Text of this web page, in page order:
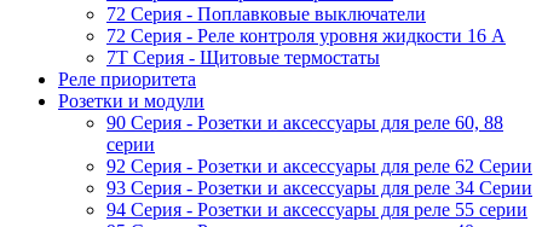
72 Серия - Поплавковые выключатели
72 Серия - Реле контроля уровня жидкости 16 А
7T Серия - Щитовые термостаты
Реле приоритета
Розетки и модули
90 Серия - Розетки и аксессуары для реле 60, 88
cерии
92 Серия - Розетки и аксессуары для реле 62 Серии
93 Серия - Розетки и аксессуары для реле 34 Серии
94 Серия - Розетки и аксессуары для реле 55 серии